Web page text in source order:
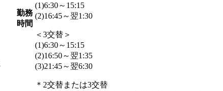
勤務
時間
(1)6:30～15:15
(2)16:45～翌1:30
＜3交替＞
(1)6:30～15:15
(2)16:50～翌1:35
(3)21:45～翌6:30
＊2交替または3交替